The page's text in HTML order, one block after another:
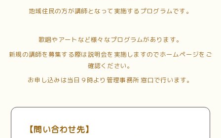
地域住民の方が講師となって実施するプログラムです。
歌唱やアートなど様々なプログラムがあります。
新規の講師を募集する際は説明会を実施しますのでホームページをご
確認ください。
お申し込みは当日９時より管理事務所 窓口で行います。
【問い合わせ先】